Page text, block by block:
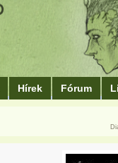
Hírek Fórum